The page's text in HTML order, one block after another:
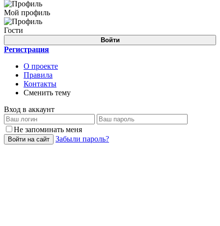
Мой профиль
Гости
Войти
Регистрация
О проекте
Правила
Контакты
Сменить тему
Вход в аккаунт
Не запоминать меня
Войти на сайт Забыли пароль?